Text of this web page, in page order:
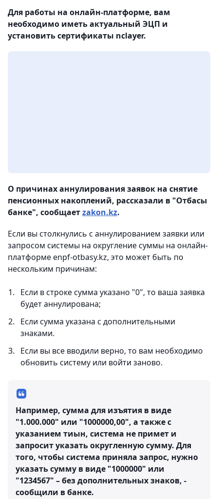
Для работы на онлайн-платформе, вам
необходимо иметь актуальный ЭЦП и
установить сертификаты nclayer.
О причинах аннулирования заявок на снятие
пенсионных накоплений, рассказали в "Отбасы
банке", сообщаетzakon.kz.
Если вы столкнулись с аннулированием заявки или
запросом системы на округление суммы на онлайн-
платформе enpf-otbasy.kz, это может быть по
нескольким причинам:
Если в строке сумма указано "0", то ваша заявка
будет аннулирована;
Если сумма указана с дополнительными
знаками.
Если вы все вводили верно, то вам необходимо
обновить систему или войти заново.
Например, сумма для изъятия в виде
"1.000.000" или "1000000,00", а также с
указанием тиын, система не примет и
запросит указать округленную сумму. Для
того, чтобы система приняла запрос, нужно
указать сумму в виде "1000000" или
"1234567" – без дополнительных знаков, -
сообщили в банке.